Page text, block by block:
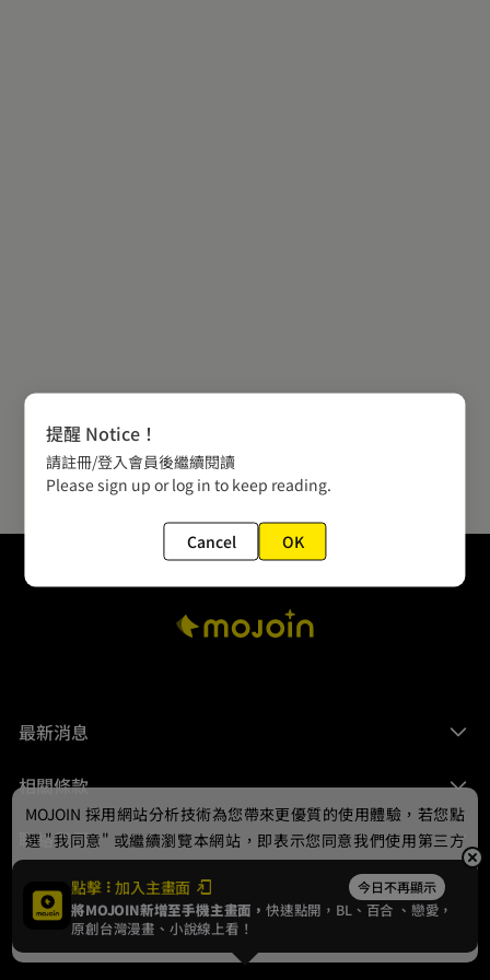
最新消息
相關條款
聯絡我們
© 2024 gamania Digital Entertainment Co., Ltd.
點擊 加入主畫面 今日不再顯示
將MOJOIN新增至手機主畫面，快速點開，BL、 百合 、戀愛，
原創台灣漫畫、小說線上看！
MOJOIN 採用網站分析技術為您帶來更優質的使用體驗，若您點
選 "我同意" 或繼續瀏覽本網站，即表示您同意我們使用第三方
Cookie，欲瞭解更多資訊請見隱私權政策。
我同意
提醒 Notice！
請註冊/登入會員後繼續閱讀
Please sign up or log in to keep reading.
Cancel OK